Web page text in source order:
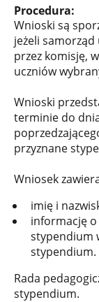
Procedura:
Wnioski są
jeżeli samorząd
przez komisję,
uczniów
Wnioski
terminie do
przyznane
Wniosek
imię i
informację o
stypendium
stypendium.
Rada
stypendium.